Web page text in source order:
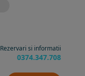
Rezervari si informatii
0374.347.708